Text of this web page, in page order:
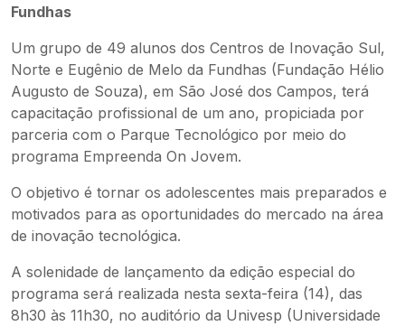
Fundhas
Um grupo de 49 alunos dos Centros de Inovação Sul,
Norte e Eugênio de Melo da Fundhas (Fundação Hélio
Augusto de Souza), em São José dos Campos, terá
capacitação profissional de um ano, propiciada por
parceria com o Parque Tecnológico por meio do
programa Empreenda On Jovem.
O objetivo é tornar os adolescentes mais preparados e
motivados para as oportunidades do mercado na área
de inovação tecnológica.
A solenidade de lançamento da edição especial do
programa será realizada nesta sexta-feira (14), das
8h30 às 11h30, no auditório da Univesp (Universidade